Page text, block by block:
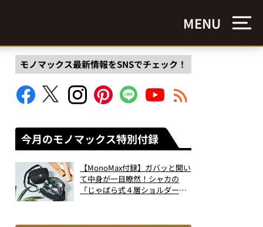
MENU
モノマックス最新情報をSNSでチェック！
今月のモノマックス特別付録
【MonoMax付録】ガバッと開い
て中身が一目瞭然！シャカの
「じゃばら式４層ショルダーバ